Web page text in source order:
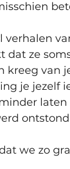
dat ze
kreeg van
je jezelf
laten
we zo